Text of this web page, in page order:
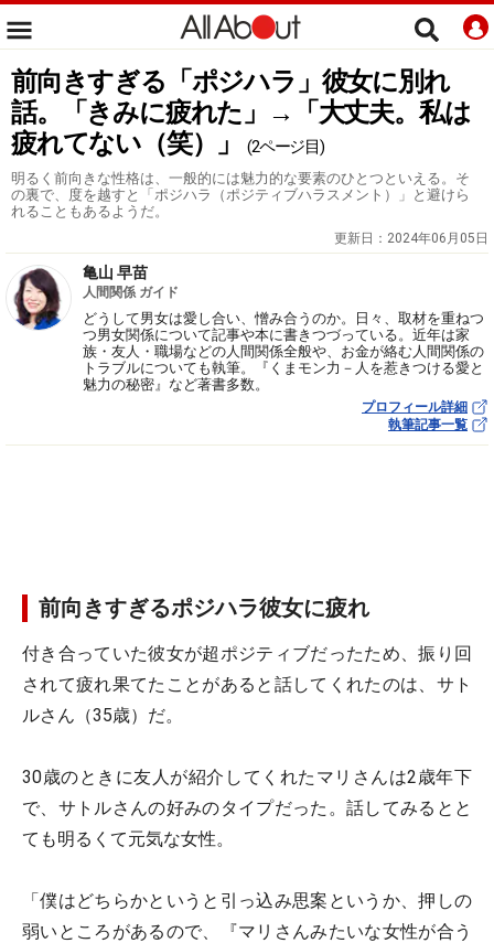
前向きすぎる「ポジハラ」彼女に別れ
話。「きみに疲れた」→「大丈夫。私は
疲れてない（笑）」
(2ページ目)
明るく前向きな性格は、一般的には魅力的な要素のひとつといえる。そ
の裏で、度を越すと「ポジハラ（ポジティブハラスメント）」と避けら
れることもあるようだ。
更新日： 2024年06月05日
亀山 早苗
人間関係 ガイド
どうして男女は愛し合い、憎み合うのか。日々、取材を重ねつ
つ男女関係について記事や本に書きつづっている。近年は家
族・友人・職場などの人間関係全般や、お金が絡む人間関係の
トラブルについても執筆。『くまモン力－人を惹きつける愛と
魅力の秘密』など著書多数。
プロフィール詳細
執筆記事一覧
前向きすぎるポジハラ彼女に疲れ
付き合っていた彼女が超ポジティブだったため、振り回
されて疲れ果てたことがあると話してくれたのは、サト
ルさん（35歳）だ。
30歳のときに友人が紹介してくれたマリさんは2歳年下
で、サトルさんの好みのタイプだった。話してみるとと
ても明るくて元気な女性。
「僕はどちらかというと引っ込み思案というか、押しの
弱いところがあるので、『マリさんみたいな女性が合う